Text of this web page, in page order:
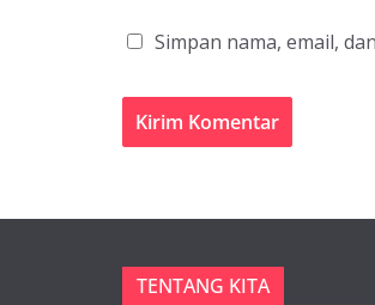
Simpan nama, email,
TENTANG KITA